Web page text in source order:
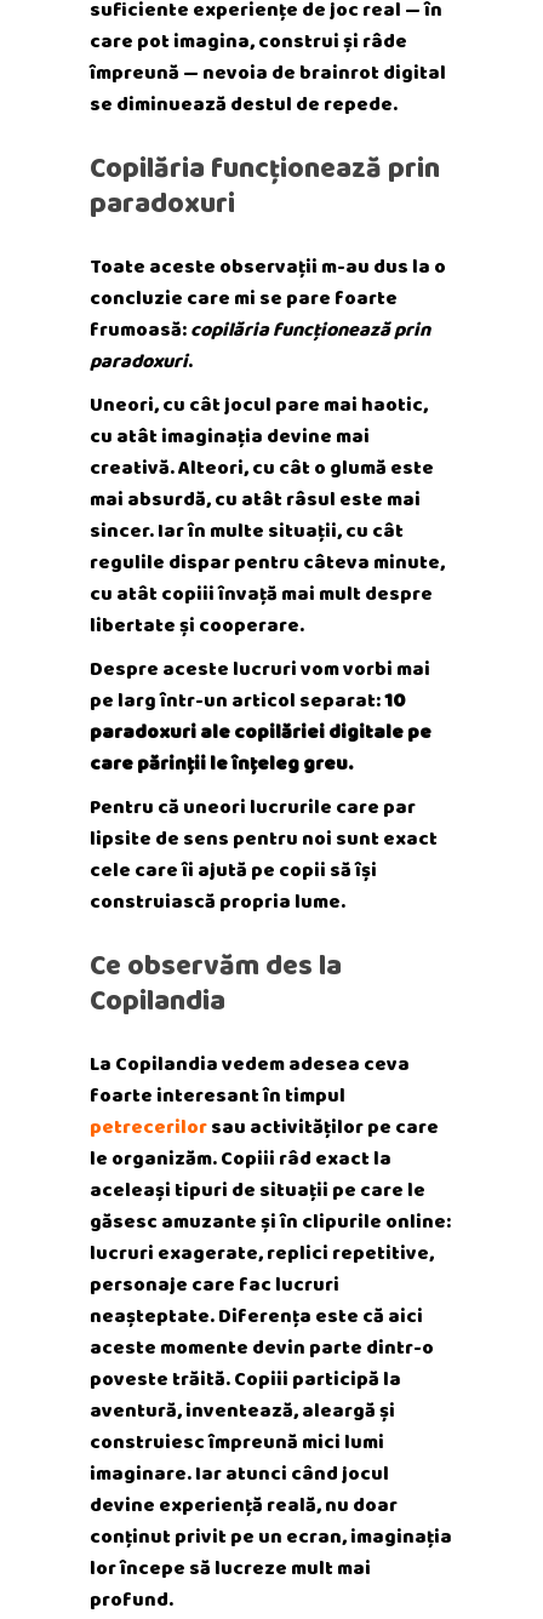
suficiente experiențe de joc real — în
care pot imagina, construi și râde
împreună — nevoia de brainrot digital
se diminuează destul de repede.
Copilăria funcționează prin
paradoxuri
Toate aceste observații m-au dus la o
concluzie care mi se pare foarte
frumoasă:copilăria funcționează prin
paradoxuri.
Uneori, cu cât jocul pare mai haotic,
cu atât imaginația devine mai
creativă. Alteori, cu cât o glumă este
mai absurdă, cu atât râsul este mai
sincer. Iar în multe situații, cu cât
regulile dispar pentru câteva minute,
cu atât copiii învață mai mult despre
libertate și cooperare.
Despre aceste lucruri vom vorbi mai
pe larg într-un articol separat:10
paradoxuri ale copilăriei digitale pe
care părinții le înțeleg greu.
Pentru că uneori lucrurile care par
lipsite de sens pentru noi sunt exact
cele care îi ajută pe copii să își
construiască propria lume.
Ce observăm des la
Copilandia
La Copilandia vedem adesea ceva
foarte interesant în timpul
petrecerilorsau activităților pe care
le organizăm. Copiii râd exact la
aceleași tipuri de situații pe care le
găsesc amuzante și în clipurile online:
lucruri exagerate, replici repetitive,
personaje care fac lucruri
neașteptate. Diferența este că aici
aceste momente devin parte dintr-o
poveste trăită. Copiii participă la
aventură, inventează, aleargă și
construiesc împreună mici lumi
imaginare. Iar atunci când jocul
devine experiență reală, nu doar
conținut privit pe un ecran, imaginația
lor începe să lucreze mult mai
profund.